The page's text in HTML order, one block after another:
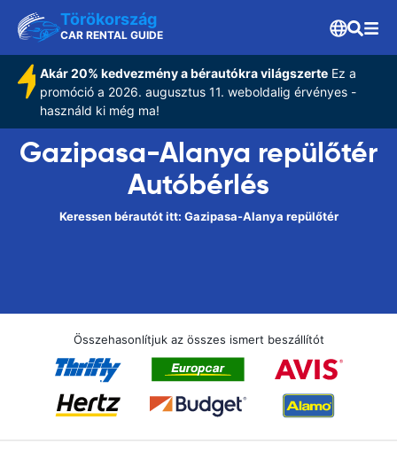
Törökország
CAR RENTAL GUIDE
Akár 20% kedvezmény a bérautókra világszerteEz a
promóció a 2026. augusztus 11. weboldalig érvényes -
használd ki még ma!
Gazipasa-Alanya repülőtér
Autóbérlés
Keressen bérautót itt: Gazipasa-Alanya repülőtér
Összehasonlítjuk az összes ismert beszállítót